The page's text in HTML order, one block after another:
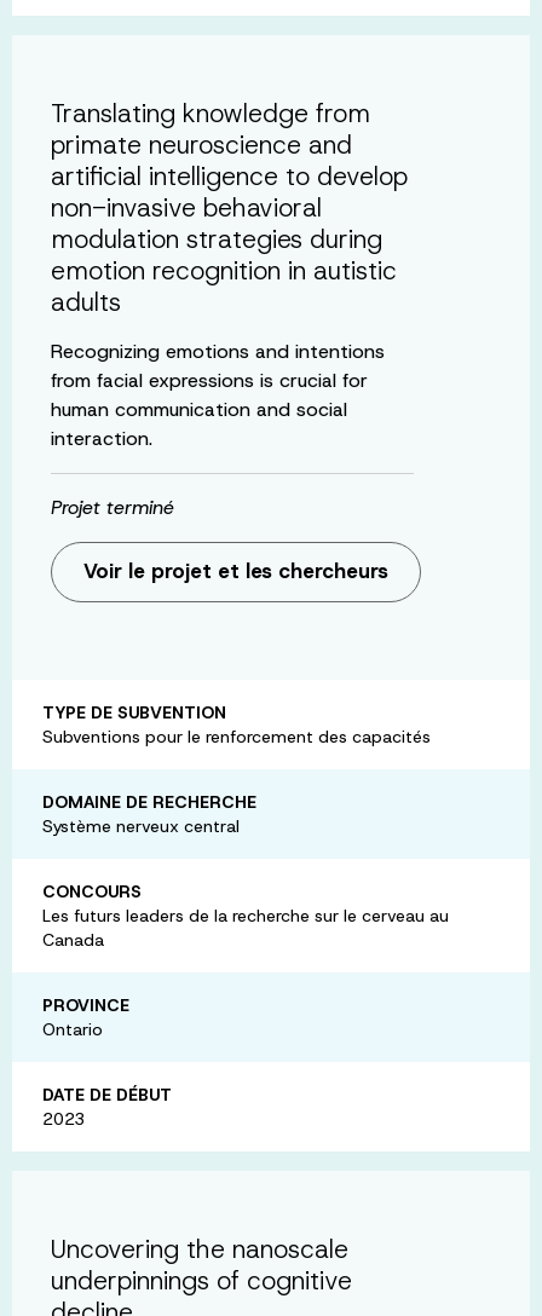
Translating knowledge from
primate neuroscience and
artificial intelligence to develop
non-invasive behavioral
modulation strategies during
emotion recognition in autistic
adults
Recognizing emotions and intentions
from facial expressions is crucial for
human communication and social
interaction.
Projet terminé
Voir le projet et les chercheurs
TYPE DE SUBVENTION
Subventions pour le renforcement des capacités
DOMAINE DE RECHERCHE
Système nerveux central
CONCOURS
Les futurs leaders de la recherche sur le cerveau au
Canada
PROVINCE
Ontario
DATE DE DÉBUT
2023
Uncovering the nanoscale
underpinnings of cognitive